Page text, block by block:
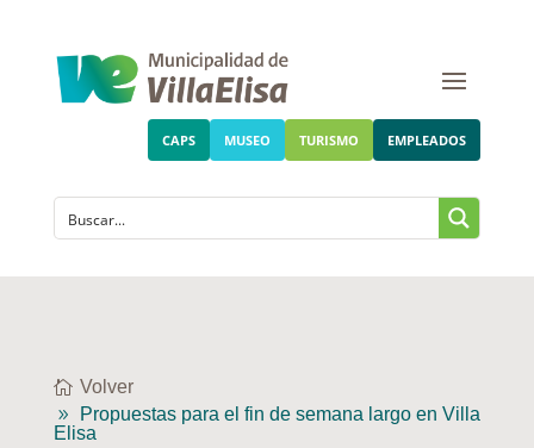
CAPS MUSEO TURISMO EMPLEADOS
Volver
Propuestas para el fin de semana largo en Villa
Elisa